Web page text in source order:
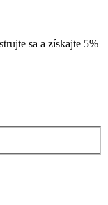
sa a získajte 5%